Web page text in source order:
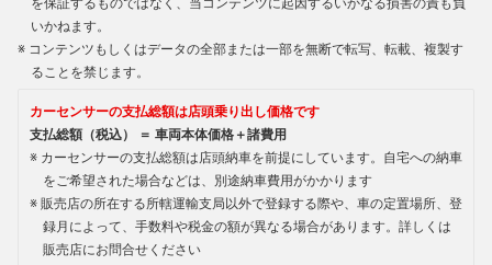
いかねます。
コンテンツもしくはデータの全部または一部を無断で転写、転載、複製す
ることを禁じます。
カーセンサーの支払総額は店頭乗り出し価格です
支払総額（税込） ＝ 車両本体価格＋諸費用
カーセンサーの支払総額は店頭納車を前提にしています。自宅への納車
をご希望された場合などは、別途納車費用がかかります
販売店の所在する所轄運輸支局以外で登録する際や、車の定置場所、登
録月によって、手数料や税金の額が異なる場合があります。詳しくは
販売店にお問合せください